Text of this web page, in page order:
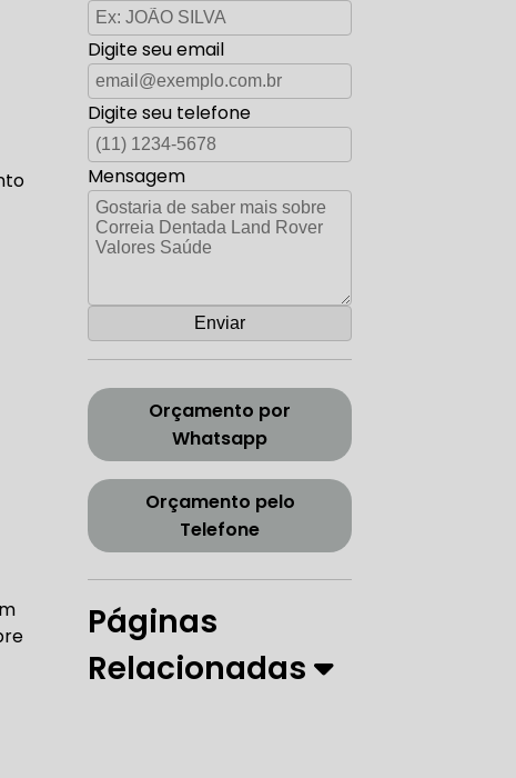
AUTO ELÉTRICA ZONA SUL
CORREIA DENTADA RANGE ROVER
DISCOVERY
CORREIA DENTADA TENSOR
Digite seu email
Digite seu telefone
Mensagem
Orçamento por
Whatsapp
Orçamento pelo
Telefone
Páginas
Relacionadas